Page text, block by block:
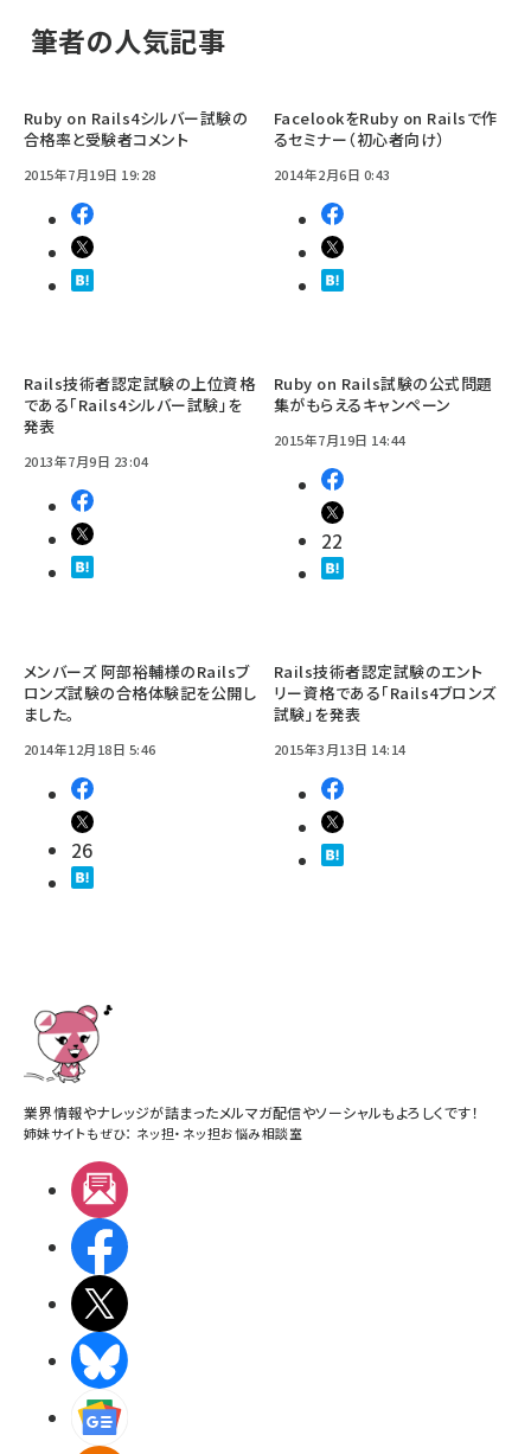
筆者の人気記事
Ruby on Rails4シルバー試験の
合格率と受験者コメント
2015年7月19日 19:28
FacelookをRuby on Railsで作
るセミナー（初心者向け）
2014年2月6日 0:43
Rails技術者認定試験の上位資格
である「Rails4シルバー試験」を
発表
2013年7月9日 23:04
Ruby on Rails試験の公式問題
集がもらえるキャンペーン
2015年7月19日 14:44
22
メンバーズ 阿部裕輔様のRailsブ
ロンズ試験の合格体験記を公開し
ました。
2014年12月18日 5:46
26
Rails技術者認定試験のエント
リー資格である「Rails4ブロンズ
試験」を発表
2015年3月13日 14:14
業界情報やナレッジが詰まったメルマガ配信やソーシャルもよろしくです！
姉妹サイトもぜひ： ネッ担・ ネッ担お悩み相談室